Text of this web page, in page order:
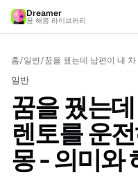
Dreamer
꿈 해몽 라이브러리
홈/일반/
일반
꿈을 꿨는
렌토를 운
몽 - 의미와